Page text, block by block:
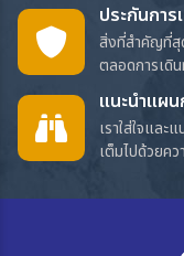
ประกันการ
สิ่งที่สำคัญที่สุ
ตลอดการเดิ
แนะนำแผน
เราใส่ใจและ
เต็มไปด้วยค